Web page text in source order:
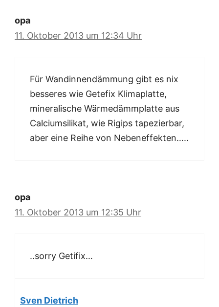
opa
11. Oktober 2013 um 12:34 Uhr
Für Wandinnendämmung gibt es nix
besseres wie Getefix Klimaplatte,
mineralische Wärmedämmplatte aus
Calciumsilikat, wie Rigips tapezierbar,
aber eine Reihe von Nebeneffekten…..
opa
11. Oktober 2013 um 12:35 Uhr
..sorry Getifix…
Sven Dietrich